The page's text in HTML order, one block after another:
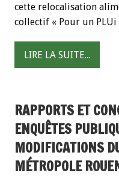
cette relocalisation
collectif « Pour un PLUi
LIRE LA SUITE...
RAPPORTS ET
ENQUÊTES
MODIFICATIONS
MÉTROPOLE